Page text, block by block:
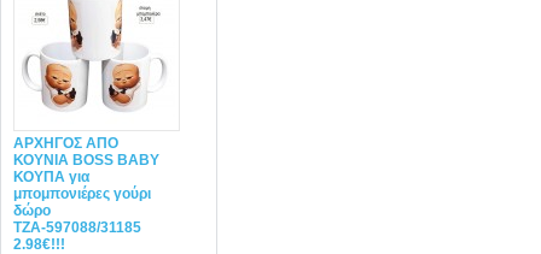
ΑΡΧΗΓΟΣ ΑΠΟ
ΚΟΥΝΙΑ BOSS BABY
ΚΟΥΠΑ για
μπομπονιέρες γούρι
δώρο
ΤΖΑ-597088/31185
2.98€!!!